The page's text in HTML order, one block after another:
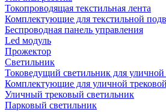
Токопроводящая текстильная лента
Комплектующие для текстильной
Беспроводная панель управления
Led модуль
Прожектор
Светильник
Токоведущий светильник для уличной
Комплектующие для уличной
Уличный трековый светильник
Парковый светильник